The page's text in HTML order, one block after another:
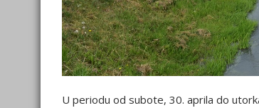
U periodu od subote, 30. aprila do